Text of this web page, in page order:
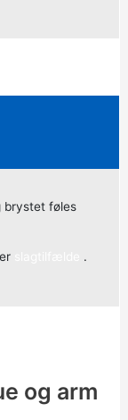
brystet føles
.
og arm